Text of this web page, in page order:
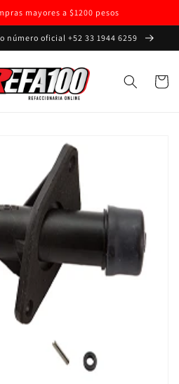
mayores a $1200 pesos
número oficial +52 33 1944 6259
Carrito